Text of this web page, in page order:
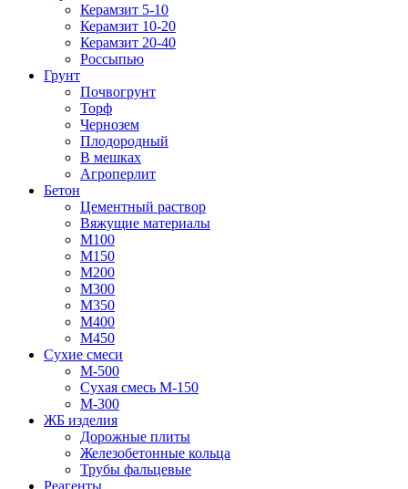
Керамзит 5-10
Керамзит 10-20
Керамзит 20-40
Россыпью
Грунт
Почвогрунт
Торф
Чернозем
Плодородный
В мешках
Агроперлит
Бетон
Цементный раствор
Вяжущие материалы
М100
М150
М200
М300
М350
М400
М450
Сухие смеси
М-500
Сухая смесь М-150
М-300
ЖБ изделия
Дорожные плиты
Железобетонные кольца
Трубы фальцевые
Реагенты